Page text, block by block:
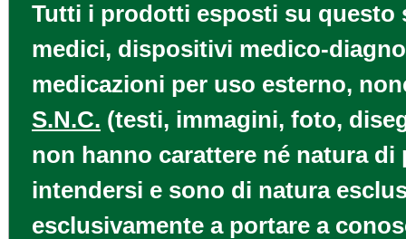
Tutti i prodotti esposti su questo
medici, dispositivi medico-
medicazioni per uso esterno,
S.N.C. (testi, immagini, foto,
non hanno carattere né natura
intendersi e sono di natura
esclusivamente a portare a